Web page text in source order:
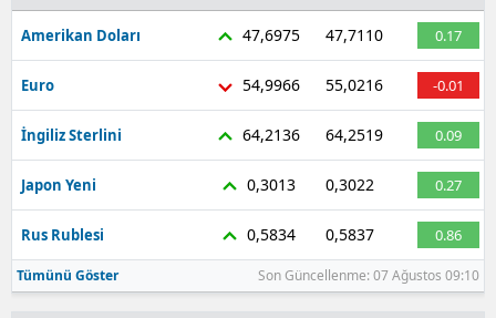
Eskişehir
Gaziantep
Gümüşhane
Hakkari
Hatay
Isparta
Amerikan Doları 47,6975 47,7110 0.17
Euro 54,9966 55,0216 -0.01
İngiliz Sterlini 64,2136 64,2519 0.09
Japon Yeni 0,3013 0,3022 0.27
Rus Rublesi 0,5834 0,5837 0.86
Tümünü Göster Son Güncellenme: 07 Ağustos 09:10